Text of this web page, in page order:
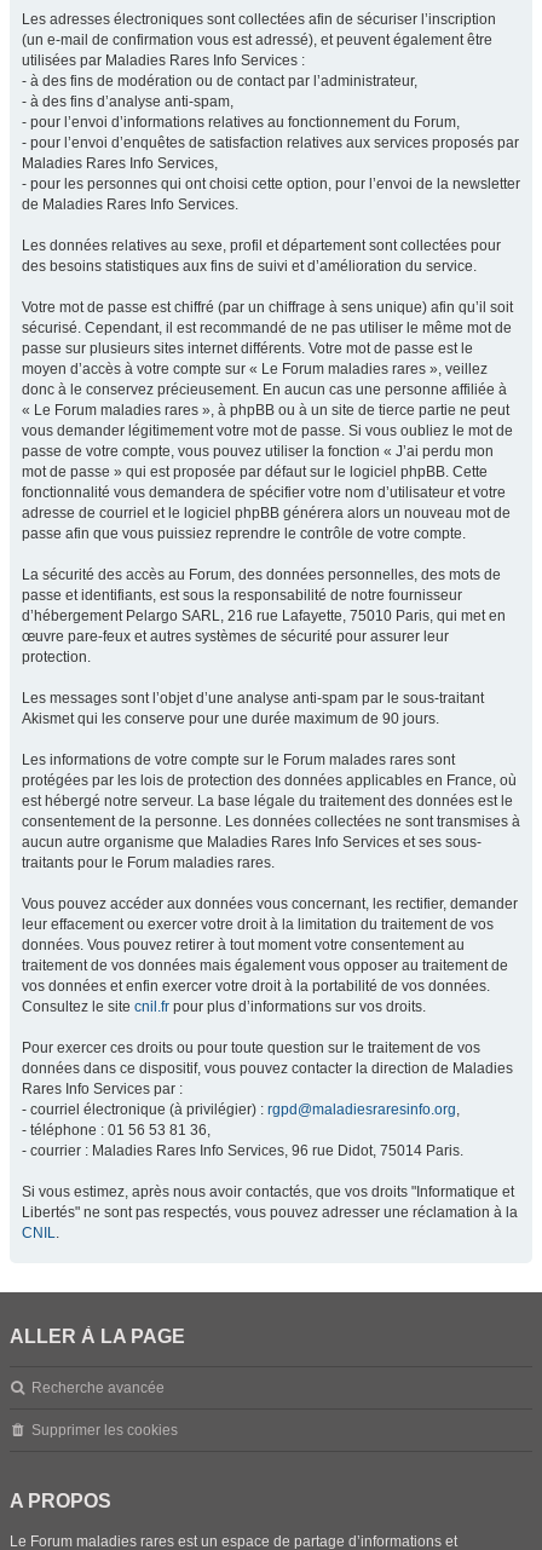
Les adresses électroniques sont collectées afin de sécuriser l’inscription
(un e-mail de confirmation vous est adressé), et peuvent également être
utilisées par Maladies Rares Info Services :
- à des fins de modération ou de contact par l’administrateur,
- à des fins d’analyse anti-spam,
- pour l’envoi d’informations relatives au fonctionnement du Forum,
- pour l’envoi d’enquêtes de satisfaction relatives aux services proposés par
Maladies Rares Info Services,
- pour les personnes qui ont choisi cette option, pour l’envoi de la newsletter
de Maladies Rares Info Services.
Les données relatives au sexe, profil et département sont collectées pour
des besoins statistiques aux fins de suivi et d’amélioration du service.
Votre mot de passe est chiffré (par un chiffrage à sens unique) afin qu’il soit
sécurisé. Cependant, il est recommandé de ne pas utiliser le même mot de
passe sur plusieurs sites internet différents. Votre mot de passe est le
moyen d’accès à votre compte sur « Le Forum maladies rares », veillez
donc à le conservez précieusement. En aucun cas une personne affiliée à
« Le Forum maladies rares », à phpBB ou à un site de tierce partie ne peut
vous demander légitimement votre mot de passe. Si vous oubliez le mot de
passe de votre compte, vous pouvez utiliser la fonction « J’ai perdu mon
mot de passe » qui est proposée par défaut sur le logiciel phpBB. Cette
fonctionnalité vous demandera de spécifier votre nom d’utilisateur et votre
adresse de courriel et le logiciel phpBB générera alors un nouveau mot de
passe afin que vous puissiez reprendre le contrôle de votre compte.
La sécurité des accès au Forum, des données personnelles, des mots de
passe et identifiants, est sous la responsabilité de notre fournisseur
d’hébergement Pelargo SARL, 216 rue Lafayette, 75010 Paris, qui met en
œuvre pare-feux et autres systèmes de sécurité pour assurer leur
protection.
Les messages sont l’objet d’une analyse anti-spam par le sous-traitant
Akismet qui les conserve pour une durée maximum de 90 jours.
Les informations de votre compte sur le Forum malades rares sont
protégées par les lois de protection des données applicables en France, où
est hébergé notre serveur. La base légale du traitement des données est le
consentement de la personne. Les données collectées ne sont transmises à
aucun autre organisme que Maladies Rares Info Services et ses sous-
traitants pour le Forum maladies rares.
Vous pouvez accéder aux données vous concernant, les rectifier, demander
leur effacement ou exercer votre droit à la limitation du traitement de vos
données. Vous pouvez retirer à tout moment votre consentement au
traitement de vos données mais également vous opposer au traitement de
vos données et enfin exercer votre droit à la portabilité de vos données.
Consultez le site cnil.fr pour plus d’informations sur vos droits.
Pour exercer ces droits ou pour toute question sur le traitement de vos
données dans ce dispositif, vous pouvez contacter la direction de Maladies
Rares Info Services par :
- courriel électronique (à privilégier) : rgpd@maladiesraresinfo.org,
- téléphone : 01 56 53 81 36,
- courrier : Maladies Rares Info Services, 96 rue Didot, 75014 Paris.
Si vous estimez, après nous avoir contactés, que vos droits "Informatique et
Libertés" ne sont pas respectés, vous pouvez adresser une réclamation à la
CNIL.
ALLER À LA PAGE
Recherche avancée
Supprimer les cookies
A PROPOS
Le Forum maladies rares est un espace de partage d’informations et